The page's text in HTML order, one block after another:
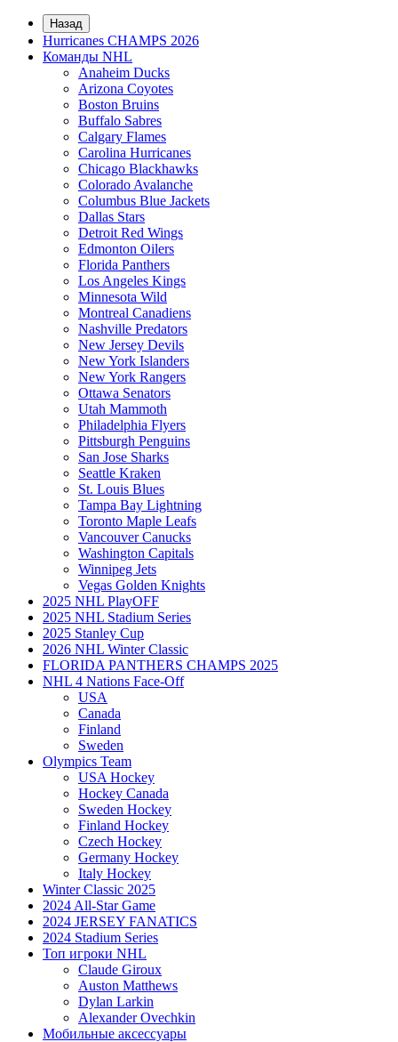
Назад
Hurricanes CHAMPS 2026
Команды NHL
Anaheim Ducks
Arizona Coyotes
Boston Bruins
Buffalo Sabres
Calgary Flames
Carolina Hurricanes
Chicago Blackhawks
Colorado Avalanche
Columbus Blue Jackets
Dallas Stars
Detroit Red Wings
Edmonton Oilers
Florida Panthers
Los Angeles Kings
Minnesota Wild
Montreal Canadiens
Nashville Predators
New Jersey Devils
New York Islanders
New York Rangers
Ottawa Senators
Utah Mammoth
Philadelphia Flyers
Pittsburgh Penguins
San Jose Sharks
Seattle Kraken
St. Louis Blues
Tampa Bay Lightning
Toronto Maple Leafs
Vancouver Canucks
Washington Capitals
Winnipeg Jets
Vegas Golden Knights
2025 NHL PlayOFF
2025 NHL Stadium Series
2025 Stanley Cup
2026 NHL Winter Classic
FLORIDA PANTHERS CHAMPS 2025
NHL 4 Nations Face-Off
USA
Canada
Finland
Sweden
Olympics Team
USA Hockey
Hockey Canada
Sweden Hockey
Finland Hockey
Czech Hockey
Germany Hockey
Italy Hockey
Winter Classic 2025
2024 All-Star Game
2024 JERSEY FANATICS
2024 Stadium Series
Топ игроки NHL
Claude Giroux
Auston Matthews
Dylan Larkin
Alexander Ovechkin
Мобильные аксессуары